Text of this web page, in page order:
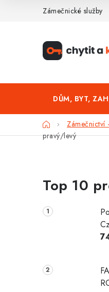
Zámečnické služby
DŮM, BYT,
DomůZámečnictví
pravý/levý
o
s
a
Top 10